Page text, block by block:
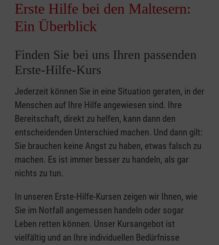
Erste Hilfe bei den Maltesern:
Ein Überblick
Finden Sie bei uns Ihren passenden
Erste-Hilfe-Kurs
Jederzeit können Sie in eine Situation geraten, in der
Menschen auf Ihre Hilfe angewiesen sind. Ihre
Bereitschaft, direkt zu helfen, kann dann den
entscheidenden Unterschied machen. Und dann gilt:
Sie brauchen keine Angst zu haben, etwas falsch zu
machen. Es ist immer besser zu handeln, als gar
nichts zu tun.
In unseren Erste-Hilfe-Kursen zeigen wir Ihnen, wie
Sie im Notfall angemessen handeln oder sogar
Leben retten können. Unser Kursangebot ist
vielfältig und an Ihre individuellen Bedürfnisse